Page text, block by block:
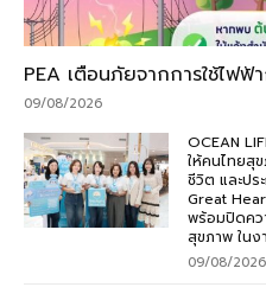
PEA เตือนภัยจากการใช้ไฟ
09/08/2026
OCEAN
ให้คนไทยสุ
ชีวิต และปร
Great
พร้อมปิดคว
สุขภาพ ใน
09/08/2026